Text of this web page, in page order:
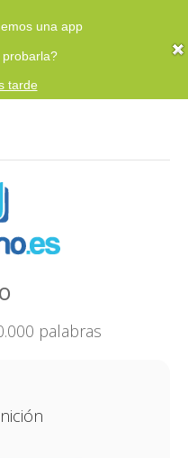
una app
tarde
palabras